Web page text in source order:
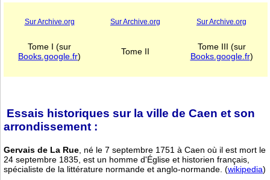
Sur Archive.org Sur Archive.org Sur Archive.org
Tome I (sur
Books.google.fr) Tome II
Tome III (sur
Books.google.fr)
Essais historiques sur la ville de Caen et son
arrondissement :
Gervais de La Rue , né le 7 septembre 1751 à Caen où il est mort le
24 septembre 1835, est un homme d'Église et historien français,
spécialiste de la littérature normande et anglo-normande. (wikipedia)